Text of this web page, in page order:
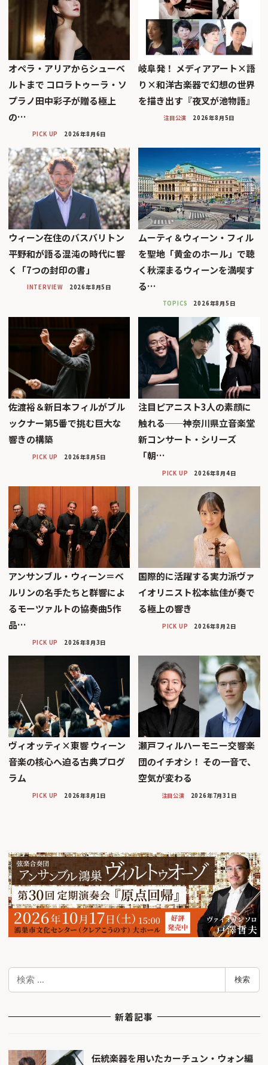
オペラ・アリアからシューベ
ルトまで コロラトゥーラ・ソ
プラノ田中彩子が贈る極上
の…
PICK UP 2026年8月6日
岐阜発！ メディアアート×語
り×和洋古楽器で幻想の世界
を描き出す『夜叉が池物語』
注目公演 2026年8月5日
ウィーン在住のバスバリトン
平野和が語る混沌の時代に響
く「7つの封印の書」
INTERVIEW 2026年8月5日
ムーティ＆ウィーン・フィル
を聖地「黄金のホール」で聴
く秋深まるウィーンを満喫す
る…
TOPICS 2026年8月5日
佐渡裕＆新日本フィルがブル
ックナー第5番で挑む巨大な
響きの構築
PICK UP 2026年8月5日
注目ピアニスト3人の素顔に
触れる──神奈川県立音楽堂
新コンサート・シリーズ
「朝…
PICK UP 2026年8月4日
アンサンブル・ウィーン＝ベ
ルリンの名手たちと群響によ
るモーツァルトの協奏曲5作
品…
PICK UP 2026年8月3日
国際的に活躍する実力派ヴァ
イオリニスト松本紘佳が奏で
る極上の響き
PICK UP 2026年8月2日
ヴィオッティ×東響 ウィーン
音楽の核心へ迫る古典プログ
ラム
PICK UP 2026年8月1日
瀬戸フィルハーモニー交響楽
団のイチオシ！ その一音で、
空気が変わる
注目公演 2026年7月31日
検
検索
新着記事
伝統楽器を用いたカーチュン・ウォン編